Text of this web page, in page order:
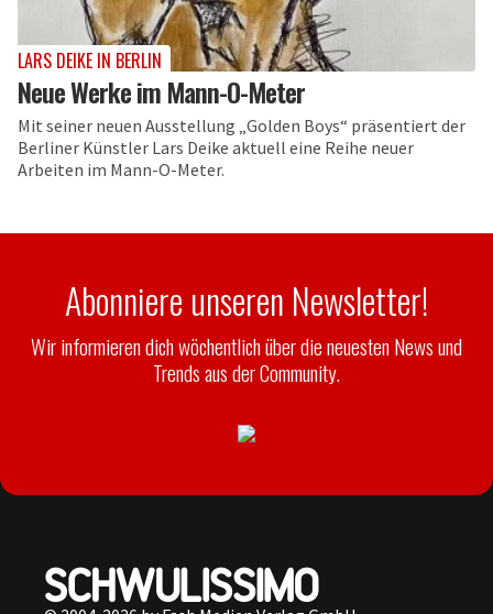
LARS DEIKE IN BERLIN
Neue Werke im Mann-O-Meter
Mit seiner neuen Ausstellung „Golden Boys“ präsentiert der
Berliner Künstler Lars Deike aktuell eine Reihe neuer
Arbeiten im Mann-O-Meter.
Abonniere unseren Newsletter!
Wir informieren dich wöchentlich über die neuesten News und
Trends aus der Community.